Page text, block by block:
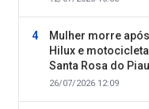
Mulher morre
Hilux e
Santa Rosa do
26/07/2026 12:09